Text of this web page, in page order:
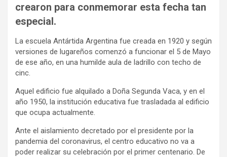
crearon para conmemorar esta fecha tan
especial.
La escuela Antártida Argentina fue creada en 1920 y según
versiones de lugareños comenzó a funcionar el 5 de Mayo
de ese año, en una humilde aula de ladrillo con techo de
cinc.
Aquel edificio fue alquilado a Doña Segunda Vaca, y en el
año 1950, la institución educativa fue trasladada al edificio
que ocupa actualmente.
Ante el aislamiento decretado por el presidente por la
pandemia del coronavirus, el centro educativo no va a
poder realizar su celebración por el primer centenario. De